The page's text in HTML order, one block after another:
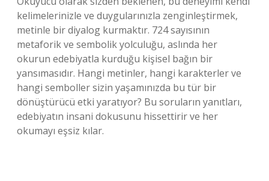
kelimelerinizle ve duygularınızla zenginleştirmek,
metinle bir diyalog kurmaktır. 724 sayısının
metaforik ve sembolik yolculuğu, aslında her
okurun edebiyatla kurduğu kişisel bağın bir
yansımasıdır. Hangi metinler, hangi karakterler ve
hangi semboller sizin yaşamınızda bu tür bir
dönüştürücü etki yaratıyor? Bu soruların yanıtları,
edebiyatın insani dokusunu hissettirir ve her
okumayı eşsiz kılar.